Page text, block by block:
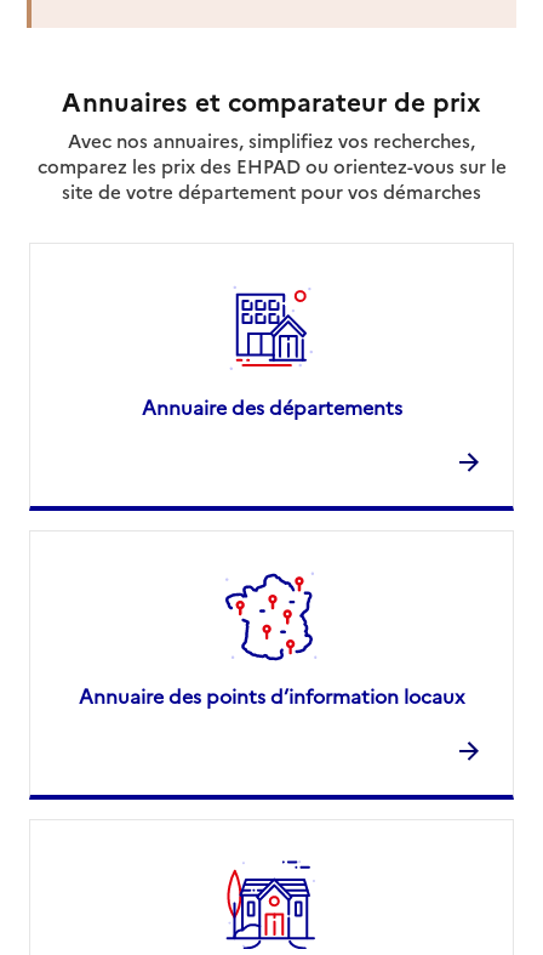
Annuaires et comparateur de prix
Avec nos annuaires, simplifiez vos recherches,
comparez les prix des EHPAD ou orientez-vous sur le
site de votre département pour vos démarches
Annuaire des départements
Annuaire des points d’information locaux